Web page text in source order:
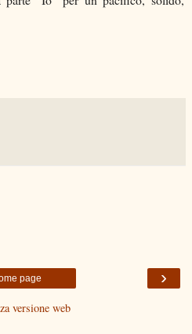
›
page
versione web